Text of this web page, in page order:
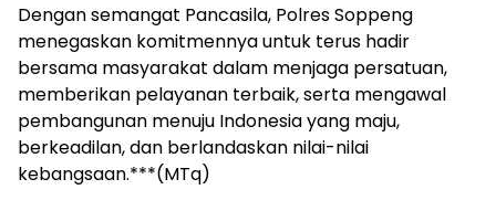
Dengan semangat Pancasila, Polres Soppeng
menegaskan komitmennya untuk terus hadir
bersama masyarakat dalam menjaga persatuan,
memberikan pelayanan terbaik, serta mengawal
pembangunan menuju Indonesia yang maju,
berkeadilan, dan berlandaskan nilai-nilai
kebangsaan.***(MTq)